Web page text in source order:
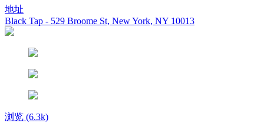
地址
Black Tap - 529 Broome St, New York, NY 10013
浏览 (6.3k)